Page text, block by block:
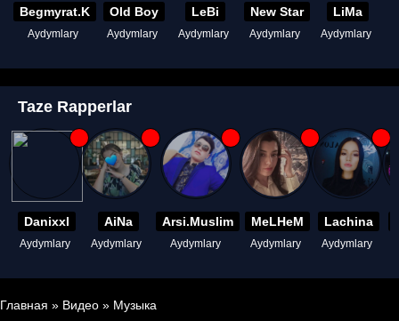
Begmyrat.K
Aydymlary
Old Boy
Aydymlary
LeBi
Aydymlary
New Star
Aydymlary
LiMa
Aydymlary
Taze Rapperlar
Danixxl
Aydymlary
AiNa
Aydymlary
Arsi.Muslim
Aydymlary
MeLHeM
Aydymlary
Lachina
Aydymlary
Главная » Видео » Музыка